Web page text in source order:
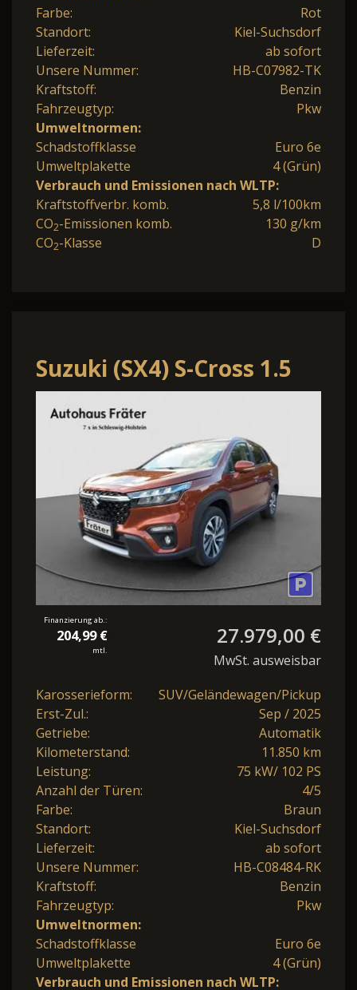
Farbe:
Rot
Standort:
Kiel-Suchsdorf
Lieferzeit:
ab sofort
Unsere Nummer:
HB-C07982-TK
Kraftstoff:
Benzin
Fahrzeugtyp:
Pkw
Umweltnormen:
Schadstoffklasse
Euro 6e
Umweltplakette
4 (Grün)
Verbrauch und Emissionen nach WLTP:
Kraftstoffverbr. komb.
5,8 l/100km
CO2-Emissionen komb.
130 g/km
CO2-Klasse D
Suzuki (SX4) S-Cross 1.5
Comfort+ AllGrip
Automatik | Allwett
Finanzierung ab.:
204,99 €
mtl.
27.979,00 €
MwSt. ausweisbar
Karosserieform:
SUV/Geländewagen/Pickup
Erst-Zul.:
Sep / 2025
Getriebe:
Automatik
Kilometerstand:
11.850 km
Leistung:
75 kW/ 102 PS
Anzahl der Türen:
4/5
Farbe:
Braun
Standort:
Kiel-Suchsdorf
Lieferzeit:
ab sofort
Unsere Nummer:
HB-C08484-RK
Kraftstoff:
Benzin
Fahrzeugtyp:
Pkw
Umweltnormen:
Schadstoffklasse
Euro 6e
Umweltplakette
4 (Grün)
Verbrauch und Emissionen nach WLTP: